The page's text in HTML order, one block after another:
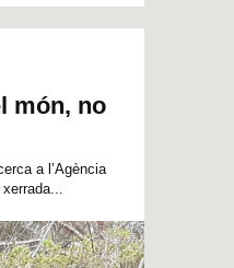
món, no
a l’Agència